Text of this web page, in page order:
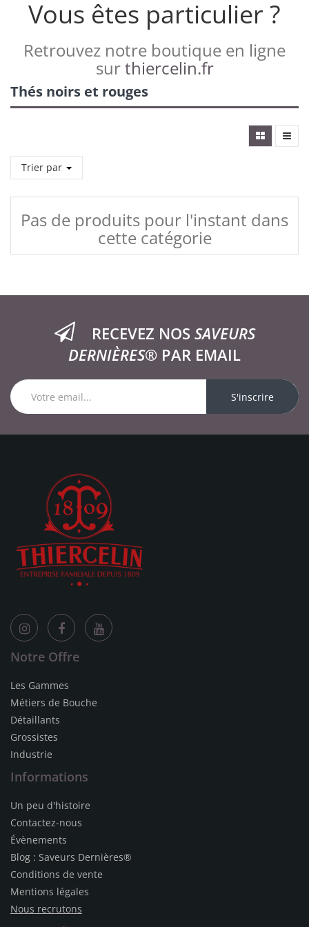
Vous êtes particulier ?
Retrouvez notre boutique en ligne
surthiercelin.fr
Thés noirs et rouges
Trier par
Pas de produits pour l'instant dans
cette catégorie
RECEVEZ NOS SAVEURS
DERNIÈRES® PAR EMAIL
S'inscrire
Notre Offre
Les Gammes
Métiers de Bouche
Détaillants
Grossistes
Industrie
Informations
Un peu d'histoire
Contactez-nous
Évènements
Blog : Saveurs Dernières®
Conditions de vente
Mentions légales
Nous recrutons